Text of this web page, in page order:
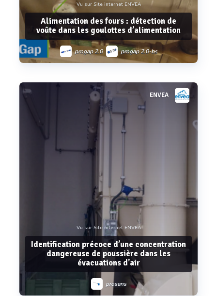
Vu sur Site internet ENVEA
Alimentation des fours : détection de
voûte dans les goulottes d’alimentation
progap 2.0 progap 2.0-bs
Voir plus ENVEA
Vu sur Site internet ENVEA
Identification précoce d’une concentration
dangereuse de poussière dans les
évacuations d’air
prosens